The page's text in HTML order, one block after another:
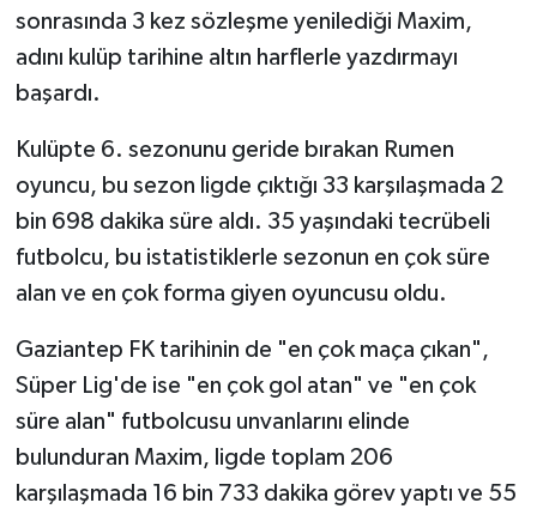
sonrasında 3 kez sözleşme yenilediği Maxim,
adını kulüp tarihine altın harflerle yazdırmayı
başardı.
Kulüpte 6. sezonunu geride bırakan Rumen
oyuncu, bu sezon ligde çıktığı 33 karşılaşmada 2
bin 698 dakika süre aldı. 35 yaşındaki tecrübeli
futbolcu, bu istatistiklerle sezonun en çok süre
alan ve en çok forma giyen oyuncusu oldu.
Gaziantep FK tarihinin de "en çok maça çıkan",
Süper Lig'de ise "en çok gol atan" ve "en çok
süre alan" futbolcusu unvanlarını elinde
bulunduran Maxim, ligde toplam 206
karşılaşmada 16 bin 733 dakika görev yaptı ve 55